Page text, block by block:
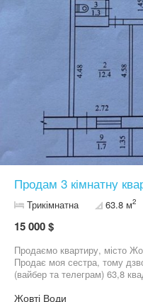
Продам 3 кімнатну
Трикімнатна 63.8 м2
15 000 $
Продаємо квартиру, місто
Продає моя сестра, тому
(вайбер та телеграм) 63,8
Жовті Води